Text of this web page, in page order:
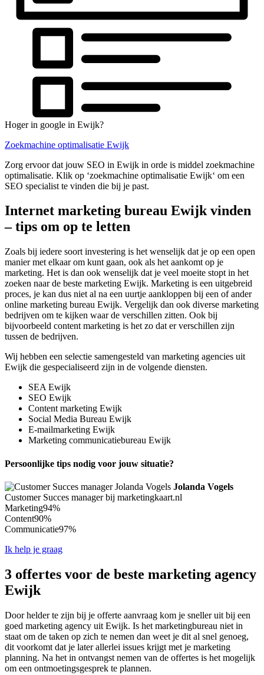
Hoger in google in Ewijk?
Zoekmachine optimalisatie Ewijk
Zorg ervoor dat jouw SEO in Ewijk in orde is middel zoekmachine
optimalisatie. Klik op ‘zoekmachine optimalisatie Ewijk‘ om een
SEO specialist te vinden die bij je past.
Internet marketing bureau Ewijk vinden
– tips om op te letten
Zoals bij iedere soort investering is het wenselijk dat je op een open
manier met elkaar om kunt gaan, ook als het aankomt op je
marketing. Het is dan ook wenselijk dat je veel moeite stopt in het
zoeken naar de beste marketing Ewijk. Marketing is een uitgebreid
proces, je kan dus niet al na een uurtje aankloppen bij een of ander
online marketing bureau Ewijk. Vergelijk dan ook diverse marketing
bedrijven om te kijken waar de verschillen zitten. Ook bij
bijvoorbeeld content marketing is het zo dat er verschillen zijn
tussen de bedrijven.
Wij hebben een selectie samengesteld van marketing agencies uit
Ewijk die gespecialiseerd zijn in de volgende diensten.
SEA Ewijk
SEO Ewijk
Content marketing Ewijk
Social Media Bureau Ewijk
E-mailmarketing Ewijk
Marketing communicatiebureau Ewijk
Persoonlijke tips nodig voor jouw situatie?
Jolanda Vogels
Customer Succes manager bij marketingkaart.nl
Marketing94%
Content90%
Communicatie97%
Ik help je graag
3 offertes voor de beste marketing agency
Ewijk
Door helder te zijn bij je offerte aanvraag kom je sneller uit bij een
goed marketing agency uit Ewijk. Is het marketingbureau niet in
staat om de taken op zich te nemen dan weet je dit al snel genoeg,
dit voorkomt dat je later allerlei issues krijgt met je marketing
planning. Na het in ontvangst nemen van de offertes is het mogelijk
om een ontmoetingsgesprek te plannen.